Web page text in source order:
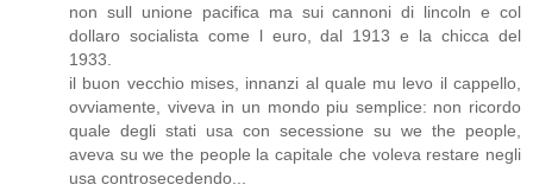
non sull unione pacifica ma sui cannoni di lincoln e col
dollaro socialista come l euro, dal 1913 e la chicca del
1933.
il buon vecchio mises, innanzi al quale mu levo il cappello,
ovviamente, viveva in un mondo piu semplice: non ricordo
quale degli stati usa con secessione su we the people,
aveva su we the people la capitale che voleva restare negli
usa controsecedendo...